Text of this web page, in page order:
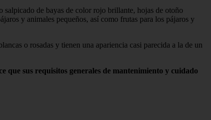
de bayas de color rojo brillante, hojas de otoño
y animales pequeños, así como frutas para los pájaros y
o rosadas y tienen una apariencia casi parecida a la de un
que sus requisitos generales de mantenimiento y cuidado